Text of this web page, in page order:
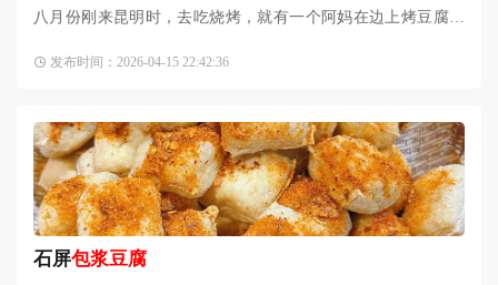
八月份刚来昆明时，去吃烧烤，就有一个阿妈在边上烤豆腐，
感觉就是平平无奇啊。
发布时间：2026-04-15 22:42:36
石屏包浆豆腐